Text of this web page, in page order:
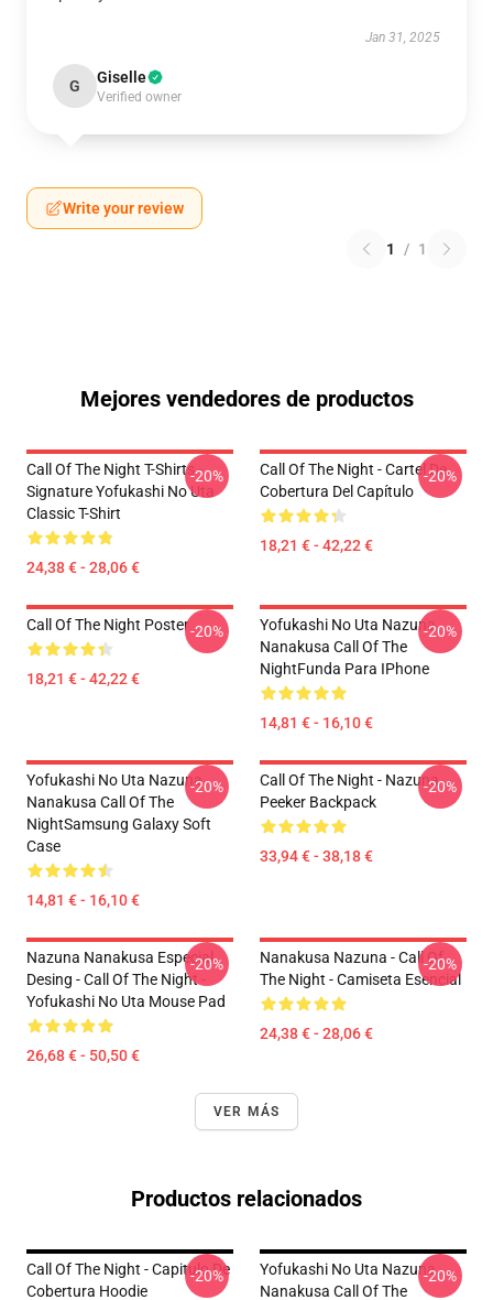
Jan 31, 2025
G Giselle
Verified owner
Write your review
1 / 1
Mejores vendedores de productos
Call Of The Night T-Shirts -
Signature Yofukashi No Uta
Classic T-Shirt
24,38 € - 28,06 €
-20%
Call Of The Night - Cartel De
Cobertura Del Capítulo
18,21 € - 42,22 €
-20%
Call Of The Night Poster
18,21 € - 42,22 €
-20%
Yofukashi No Uta Nazuna
Nanakusa Call Of The
NightFunda Para IPhone
14,81 € - 16,10 €
-20%
Yofukashi No Uta Nazuna
Nanakusa Call Of The
NightSamsung Galaxy Soft
Case
14,81 € - 16,10 €
-20%
Call Of The Night - Nazuna
Peeker Backpack
33,94 € - 38,18 €
-20%
Nazuna Nanakusa Especial
Desing - Call Of The Night -
Yofukashi No Uta Mouse Pad
26,68 € - 50,50 €
-20%
Nanakusa Nazuna - Call Of
The Night - Camiseta Esencial
24,38 € - 28,06 €
-20%
VER MÁS
Productos relacionados
Call Of The Night - Capitulo De
Cobertura Hoodie
-20%
Yofukashi No Uta Nazuna
Nanakusa Call Of The
-20%